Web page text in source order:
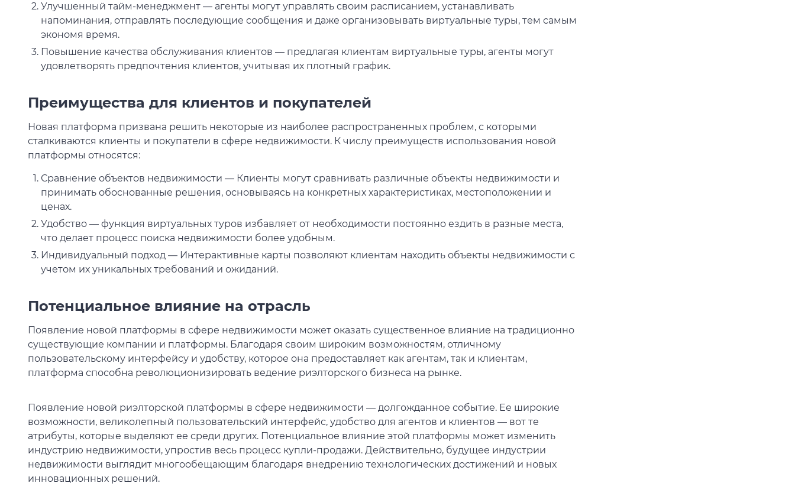
Улучшенный тайм-менеджмент — агенты могут управлять своим расписанием, устанавливать
напоминания, отправлять последующие сообщения и даже организовывать виртуальные туры, тем самым
экономя время.
Повышение качества обслуживания клиентов — предлагая клиентам виртуальные туры, агенты могут
удовлетворять предпочтения клиентов, учитывая их плотный график.
Преимущества для клиентов и покупателей
Новая платформа призвана решить некоторые из наиболее распространенных проблем, с которыми
сталкиваются клиенты и покупатели в сфере недвижимости. К числу преимуществ использования новой
платформы относятся:
Сравнение объектов недвижимости — Клиенты могут сравнивать различные объекты недвижимости и
принимать обоснованные решения, основываясь на конкретных характеристиках, местоположении и
ценах.
Удобство — функция виртуальных туров избавляет от необходимости постоянно ездить в разные места,
что делает процесс поиска недвижимости более удобным.
Индивидуальный подход — Интерактивные карты позволяют клиентам находить объекты недвижимости с
учетом их уникальных требований и ожиданий.
Потенциальное влияние на отрасль
Появление новой платформы в сфере недвижимости может оказать существенное влияние на традиционно
существующие компании и платформы. Благодаря своим широким возможностям, отличному
пользовательскому интерфейсу и удобству, которое она предоставляет как агентам, так и клиентам,
платформа способна революционизировать ведение риэлторского бизнеса на рынке.
Появление новой риэлторской платформы в сфере недвижимости — долгожданное событие. Ее широкие
возможности, великолепный пользовательский интерфейс, удобство для агентов и клиентов — вот те
атрибуты, которые выделяют ее среди других. Потенциальное влияние этой платформы может изменить
индустрию недвижимости, упростив весь процесс купли-продажи. Действительно, будущее индустрии
недвижимости выглядит многообещающим благодаря внедрению технологических достижений и новых
инновационных решений.